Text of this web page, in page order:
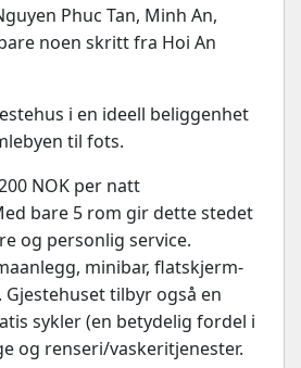
Phuc Tan, Minh An,
noen skritt fra Hoi An
i en ideell beliggenhet
til fots.
NOK per natt
bare 5 rom gir dette stedet
og personlig service.
minibar, flatskjerm-
Gjestehuset tilbyr også en
sykler (en betydelig fordel i
og renseri/vaskeritjenester.